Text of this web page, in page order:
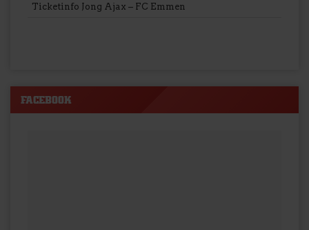
Ticketinfo Jong Ajax – FC Emmen
FACEBOOK